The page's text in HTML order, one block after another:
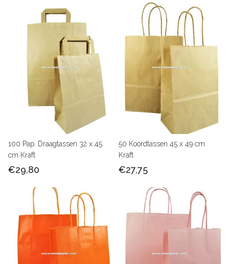
100 Pap. Draagtassen 32 x 45
cm Kraft
€29,80
50 Koordtassen 45 x 49 cm
Kraft
€27,75